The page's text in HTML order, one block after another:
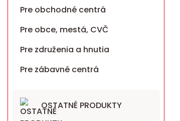
Pre obchodné centrá
Pre obce, mestá, CVČ
Pre združenia a hnutia
Pre zábavné centrá
OSTATNÉ PRODUKTY